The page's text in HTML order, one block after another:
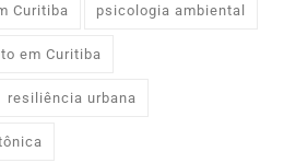
Curitiba psicologia ambiental
em Curitiba
resiliência urbana